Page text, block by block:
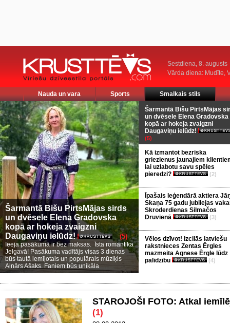
Sestdiena, 8. augusts
Vārda diena: Mudīte,
Nauda un vara Sports Smalkais stils
Šarmantā Bišu PirtsMājas sirds
un dvēsele Elena Gradovska
kopā ar hokeja zvaigzni
Daugaviņu ielūdz!
(5)
Ieeja pasākumā ir bez maksas. Īsta romantika
Jelgavā! Pasākuma vadītājs visas 3 dienas
būs tautā iemīļotais un populārais mūziķis
Ainārs Ašaks. Faniem būs unikāla
Šarmantā Bišu PirtsMājas
un dvēsele Elena Gradovska
kopā ar hokeja zvaigzni
Daugaviņu ielūdz!
(5)
Kā izmantot bezriska
griezienus jaunajiem
lai uzlabotu savu spēles
pieredzi?
(2)
Īpašais leģendārā aktiera
Skaņa 75 gadu jubilejas
Skroderdienas Silmačos
Druvienā
(3)
Vēlos dzīvot! Izcilās latviešu
rakstnieces Zentas Ērgles
mazmeita Agnese Ērgle lūdz
palīdzību
(4)
STAROJOŠI FOTO: Atkal
(1)